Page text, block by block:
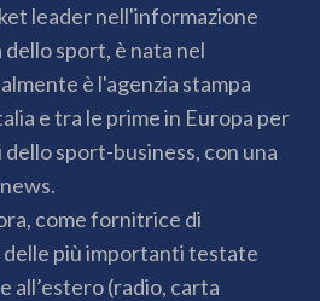
leader nell'informazione
sport, è nata nel
è l'agenzia stampa
e tra le prime in Europa per
sport-business, con una
come fornitrice di
più importanti testate
all’estero (radio, carta